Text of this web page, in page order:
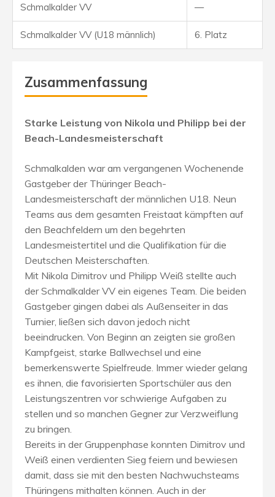
Schmalkalder VV —
Schmalkalder VV (U18 männlich) 6. Platz
Zusammenfassung
Starke Leistung von Nikola und Philipp bei der
Beach-Landesmeisterschaft
Schmalkalden war am vergangenen Wochenende
Gastgeber der Thüringer Beach-
Landesmeisterschaft der männlichen U18. Neun
Teams aus dem gesamten Freistaat kämpften auf
den Beachfeldern um den begehrten
Landesmeistertitel und die Qualifikation für die
Deutschen Meisterschaften.
Mit Nikola Dimitrov und Philipp Weiß stellte auch
der Schmalkalder VV ein eigenes Team. Die beiden
Gastgeber gingen dabei als Außenseiter in das
Turnier, ließen sich davon jedoch nicht
beeindrucken. Von Beginn an zeigten sie großen
Kampfgeist, starke Ballwechsel und eine
bemerkenswerte Spielfreude. Immer wieder gelang
es ihnen, die favorisierten Sportschüler aus den
Leistungszentren vor schwierige Aufgaben zu
stellen und so manchen Gegner zur Verzweiflung
zu bringen.
Bereits in der Gruppenphase konnten Dimitrov und
Weiß einen verdienten Sieg feiern und bewiesen
damit, dass sie mit den besten Nachwuchsteams
Thüringens mithalten können. Auch in der